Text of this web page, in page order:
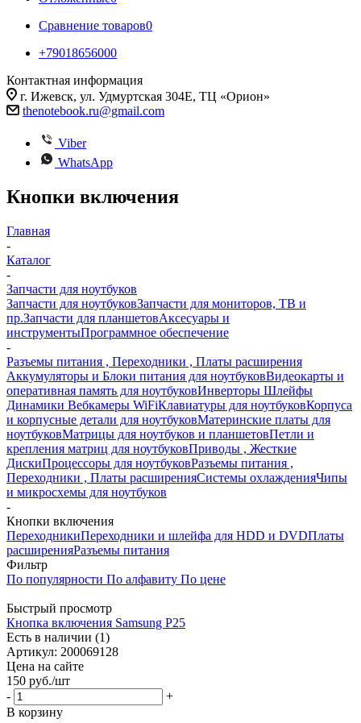
Сравнение товаров0
+79018656000
Контактная информация
г. Ижевск, ул. Удмуртская 304Е, ТЦ «Орион»
thenotebook.ru@gmail.com
Viber
WhatsApp
Кнопки включения
Главная
-
Каталог
-
Запчасти для ноутбуков
Запчасти для ноутбуковЗапчасти для мониторов, ТВ и
пр.Запчасти для планшетовАксесуары и
инструментыПрограммное обеспечение
-
Разъемы питания , Переходники , Платы расширения
Аккумуляторы и Блоки питания для ноутбуковВидеокарты и
оперативная память для ноутбуковИнверторы Шлейфы
Динамики Вебкамеры WiFiКлавиатуры для ноутбуковКорпуса
и корпусные детали для ноутбуковМатеринские платы для
ноутбуковМатрицы для ноутбуков и планшетовПетли и
крепления матриц для ноутбуковПриводы , Жесткие
ДискиПроцессоры для ноутбуковРазъемы питания ,
Переходники , Платы расширенияСистемы охлажденияЧипы
и микросхемы для ноутбуков
-
Кнопки включения
ПереходникиПереходники и шлейфа для HDD и DVDПлаты
расширенияРазъемы питания
Фильтр
По популярности По алфавиту По цене
Быстрый просмотр
Кнопка включения Samsung P25
Есть в наличии (1)
Артикул: 200069128
Цена на сайте
150 руб./шт
-
+
В корзину